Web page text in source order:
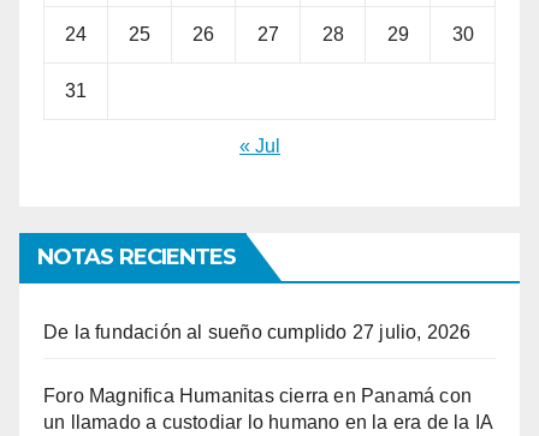
24 25 26 27 28 29 30
31
« Jul
NOTAS RECIENTES
De la fundación al sueño cumplido 27 julio, 2026
Foro Magnifica Humanitas cierra en Panamá con
un llamado a custodiar lo humano en la era de la IA